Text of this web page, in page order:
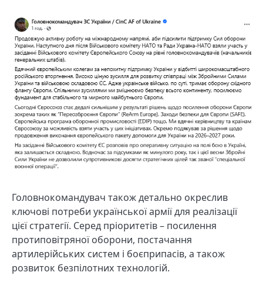
Головнокомандувач також детально окреслив
ключові потреби української армії для реалізації
цієї стратегії. Серед пріоритетів – посилення
протиповітряної оборони, постачання
артилерійських систем і боєприпасів, а також
розвиток безпілотних технологій.